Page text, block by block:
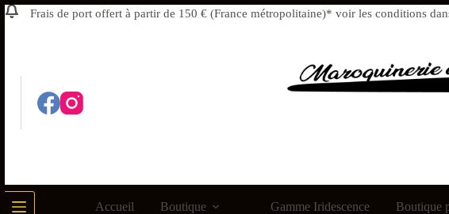
Frais de port offert à partir de 150 € (France métropolitaine)* voir les conditions
Accueil Boutique Gamme Iridescence Boutique